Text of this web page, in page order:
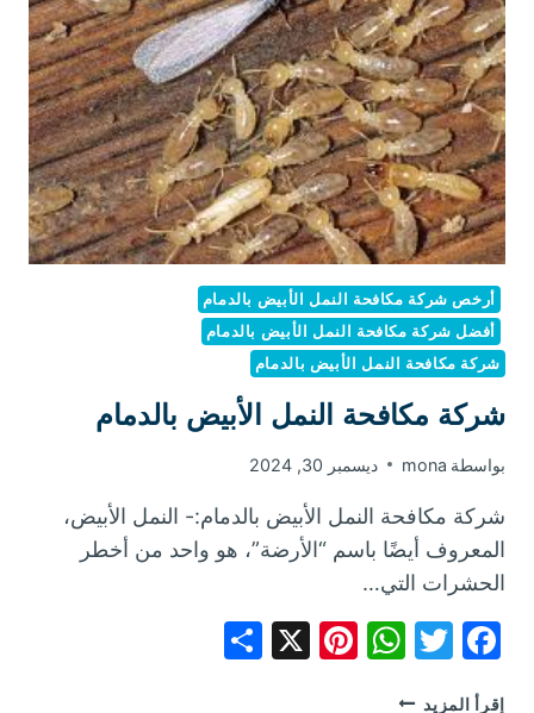
أرخص شركة مكافحة النمل الأبيض بالدمام
أفضل شركة مكافحة النمل الأبيض بالدمام
شركة مكافحة النمل الأبيض بالدمام
شركة مكافحة النمل الأبيض بالدمام
بواسطة mona ديسمبر 30, 2024
شركة مكافحة النمل الأبيض بالدمام:- النمل الأبيض،
المعروف أيضًا باسم “الأرضة”، هو واحد من أخطر
الحشرات التي…
Facebook
Twitter
WhatsApp
Pinterest
X
إقرأ المزيد شركة